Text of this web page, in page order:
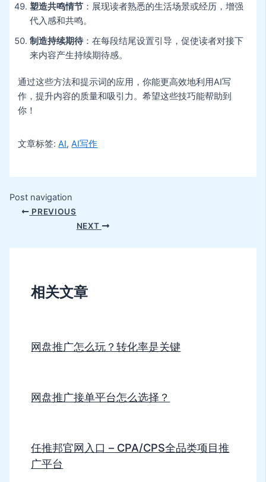
塑造共鸣情节 ：展现读者熟悉的生活场景或经历，增强
代入感和共鸣。
制造持续期待 ：在每段结尾设置引导，促使读者对接下
来内容产生持续期待感。
通过这些方法和提示词的应用，你能更高效地利用AI写
作，提升内容的质量和吸引力。希望这些技巧能帮助到
你！
文章标签:AI,AI写作
Post navigation
PREVIOUS
NEXT
相关文章
网盘推广怎么玩？转化率是关键
网盘推广接单平台怎么选择？
任推邦官网入口 – CPA/CPS全品类项目推
广平台